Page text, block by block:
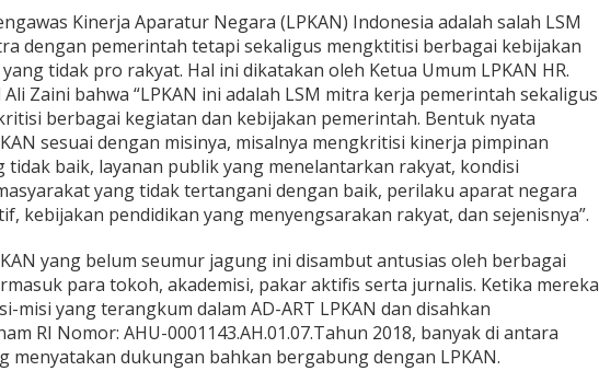
Kinerja Aparatur Negara (LPKAN) Indonesia adalah salah LSM
dengan pemerintah tetapi sekaligus mengktitisi berbagai kebijakan
tidak pro rakyat. Hal ini dikatakan oleh Ketua Umum LPKAN HR.
Zaini bahwa “LPKAN ini adalah LSM mitra kerja pemerintah sekaligus
berbagai kegiatan dan kebijakan pemerintah. Bentuk nyata
sesuai dengan misinya, misalnya mengkritisi kinerja pimpinan
tidak baik, layanan publik yang menelantarkan rakyat, kondisi
yang tidak tertangani dengan baik, perilaku aparat negara
kebijakan pendidikan yang menyengsarakan rakyat, dan sejenisnya”.
yang belum seumur jagung ini disambut antusias oleh berbagai
para tokoh, akademisi, pakar aktifis serta jurnalis. Ketika mereka
misi yang terangkum dalam AD-ART LPKAN dan disahkan
RI Nomor: AHU-0001143.AH.01.07.Tahun 2018, banyak di antara
menyatakan dukungan bahkan bergabung dengan LPKAN.